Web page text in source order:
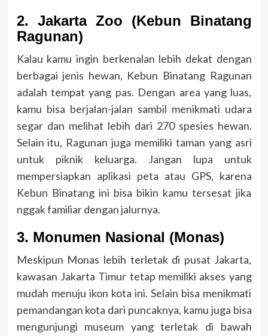
2. Jakarta Zoo (Kebun Binatang
Ragunan)
Kalau kamu ingin berkenalan lebih dekat dengan
berbagai jenis hewan, Kebun Binatang Ragunan
adalah tempat yang pas. Dengan area yang luas,
kamu bisa berjalan-jalan sambil menikmati udara
segar dan melihat lebih dari 270 spesies hewan.
Selain itu, Ragunan juga memiliki taman yang asri
untuk piknik keluarga. Jangan lupa untuk
mempersiapkan aplikasi peta atau GPS, karena
Kebun Binatang ini bisa bikin kamu tersesat jika
nggak familiar dengan jalurnya.
3. Monumen Nasional (Monas)
Meskipun Monas lebih terletak di pusat Jakarta,
kawasan Jakarta Timur tetap memiliki akses yang
mudah menuju ikon kota ini. Selain bisa menikmati
pemandangan kota dari puncaknya, kamu juga bisa
mengunjungi museum yang terletak di bawah